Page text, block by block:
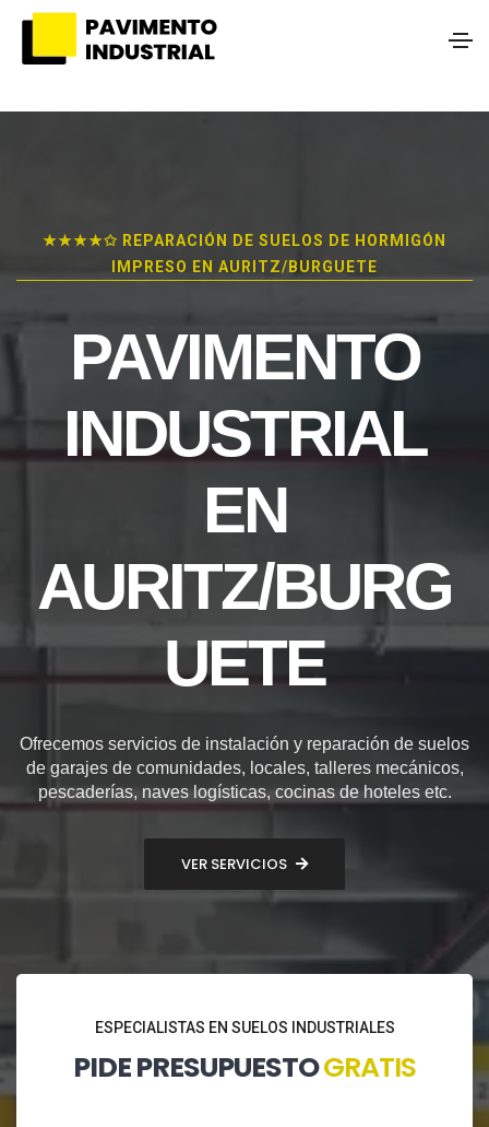
★★★★✩ REPARACIÓN DE SUELOS DE HORMIGÓN
IMPRESO EN AURITZ/BURGUETE
PAVIMENTO
INDUSTRIAL
EN
AURITZ/BURG
UETE
Ofrecemos servicios de instalación y reparación de suelos
de garajes de comunidades, locales, talleres mecánicos,
pescaderías, naves logísticas, cocinas de hoteles etc.
VER SERVICIOS
ESPECIALISTAS EN SUELOS INDUSTRIALES
PIDE PRESUPUESTOGRATIS